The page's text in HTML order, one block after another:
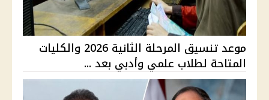
موعد تنسيق المرحلة الثانية 2026 والكليات
المتاحة لطلاب علمي وأدبي بعد ...